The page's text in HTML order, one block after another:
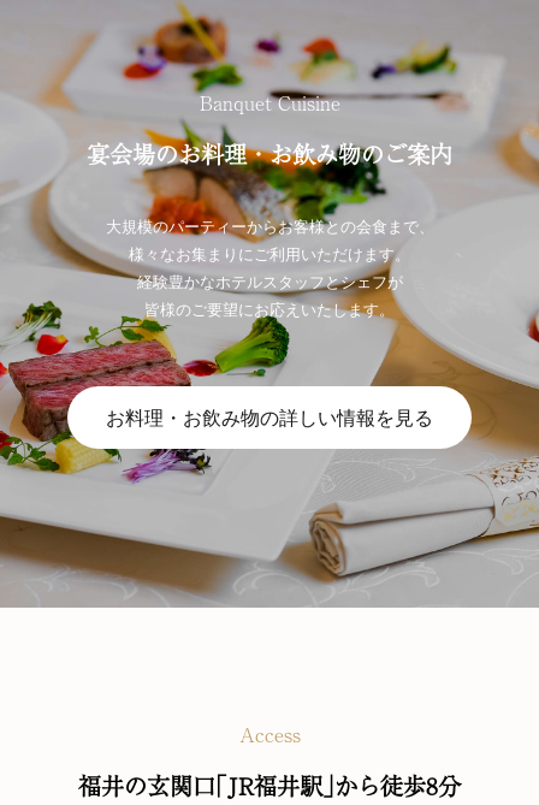
Banquet Cuisine
宴会場のお料理・お飲み物のご案内
大規模のパーティーからお客様との会食まで、
様々なお集まりにご利用いただけます。
経験豊かなホテルスタッフとシェフが
皆様のご要望にお応えいたします。
お料理・お飲み物の詳しい情報を見る
Access
福井の玄関口｢JR福井駅｣から徒歩8分